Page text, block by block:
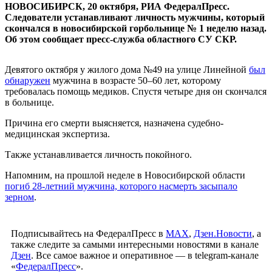
НОВОСИБИРСК, 20 октября, РИА ФедералПресс.
Следователи устанавливают личность мужчины, который
скончался в новосибирской горбольнице № 1 неделю назад.
Об этом сообщает пресс-служба областного СУ СКР.
Девятого октября у жилого дома №49 на улице Линейной был
обнаружен мужчина в возрасте 50–60 лет, которому
требовалась помощь медиков. Спустя четыре дня он скончался
в больнице.
Причина его смерти выясняется, назначена судебно-
медицинская экспертиза.
Также устанавливается личность покойного.
Напомним, на прошлой неделе в Новосибирской области
погиб 28-летний мужчина, которого насмерть засыпало
зерном.
Подписывайтесь на ФедералПресс в МАХ, Дзен.Новости, а
также следите за самыми интересными новостями в канале
Дзен. Все самое важное и оперативное — в telegram-канале
«ФедералПресс».